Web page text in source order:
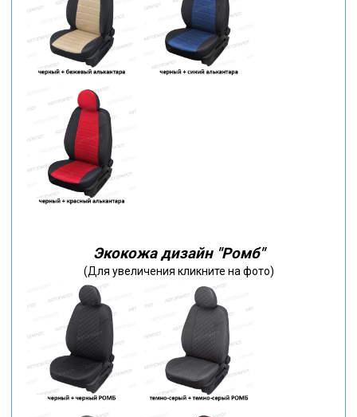
Экокожа дизайн "Ромб"
(Для увеличения кликните на фото)